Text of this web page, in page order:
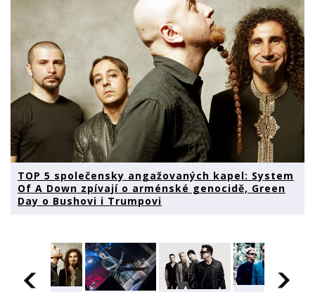
TOP 5 společensky angažovaných kapel: System
Of A Down zpívají o arménské genocidě, Green
Day o Bushovi i Trumpovi